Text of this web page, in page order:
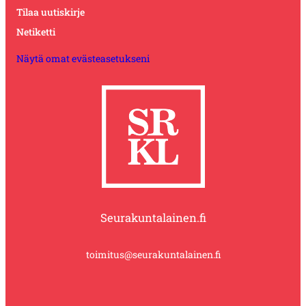
Tilaa uutiskirje
Netiketti
Näytä omat evästeasetukseni
Seurakuntalainen.fi
toimitus@seurakuntalainen.fi